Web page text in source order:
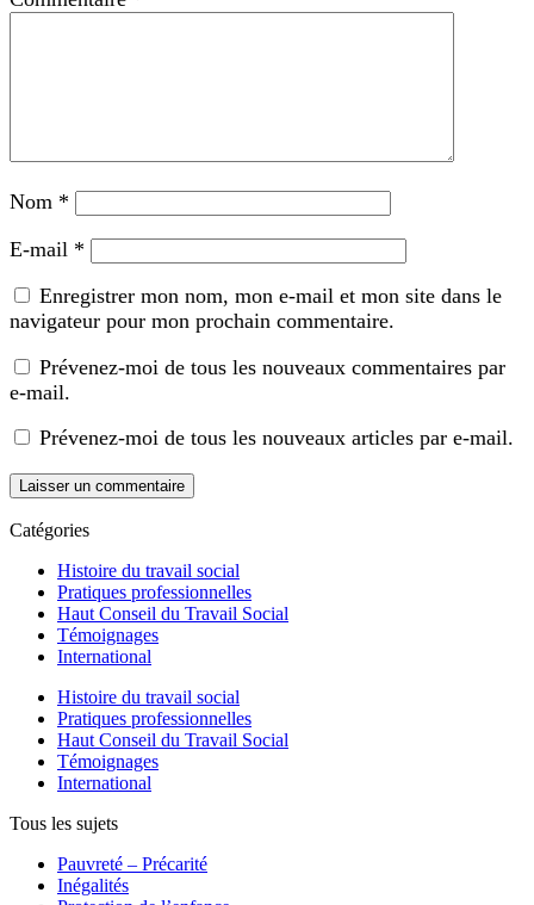
Nom *
E-mail *
Enregistrer mon nom, mon e-mail et mon site dans le
navigateur pour mon prochain commentaire.
Prévenez-moi de tous les nouveaux commentaires par
e-mail.
Prévenez-moi de tous les nouveaux articles par e-mail.
Catégories
Histoire du travail social
Pratiques professionnelles
Haut Conseil du Travail Social
Témoignages
International
Histoire du travail social
Pratiques professionnelles
Haut Conseil du Travail Social
Témoignages
International
Tous les sujets
Pauvreté – Précarité
Inégalités